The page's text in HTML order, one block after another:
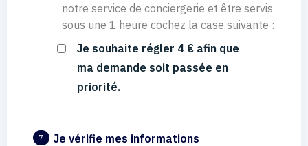
notre service de conciergerie et être servis
sous une 1 heure cochez la case suivante :
Je souhaite régler 4 € afin que
ma demande soit passée en
priorité.
7 Je vérifie mes informations